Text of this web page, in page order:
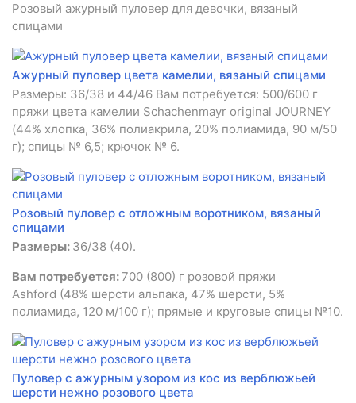
Розовый ажурный пуловер для девочки, вязаный
спицами
Ажурный пуловер цвета камелии, вязаный спицами
Размеры: 36/38 и 44/46 Вам потребуется: 500/600 г
пряжи цвета камелии Schachenmayr original JOURNEY
(44% хлопка, 36% полиакрила, 20% полиамида, 90 м/50
г); спицы № 6,5; крючок № 6.
Розовый пуловер с отложным воротником, вязаный
спицами
Размеры: 36/38 (40).
Вам потребуется:700 (800) г розовой пряжи
Ashford (48% шерсти альпака, 47% шерсти, 5%
полиамида, 120 м/100 г); прямые и круговые спицы №10.
Пуловер с ажурным узором из кос из верблюжьей
шерсти нежно розового цвета